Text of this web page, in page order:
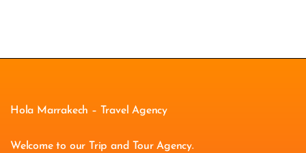
Hola Marrakech – Travel Agency
Welcome to our Trip and Tour Agency.